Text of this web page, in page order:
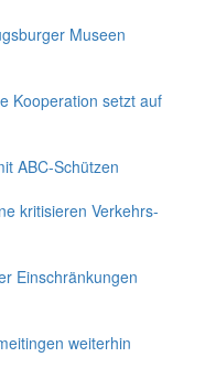
Museen
Kooperation setzt auf
ABC-Schüt­zen
kritisieren Verkehrs-
Einschränkungen
weiterhin